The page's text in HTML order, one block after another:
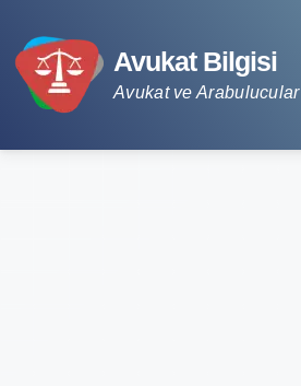
Avukat Bilgisi
Avukat ve Arabulucular